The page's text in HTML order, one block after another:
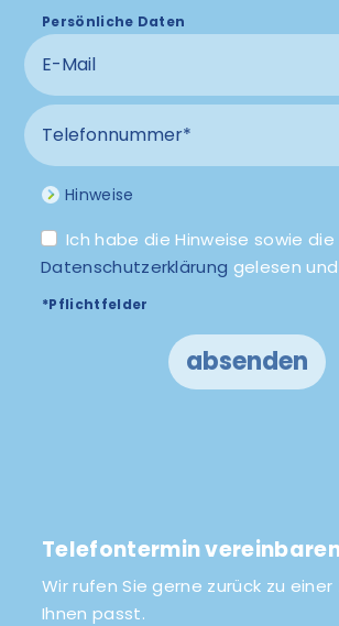
Persönliche Daten
E-Mail
Telefonnummer
Hinweise
Ich habe die Hinweise sowie die
Datenschutzerklärung gelesen
*Pflichtfelder
absenden
Telefontermin
Wir rufen Sie gerne zurück zu einer
Ihnen passt.